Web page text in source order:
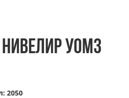
УОМЗ
2050